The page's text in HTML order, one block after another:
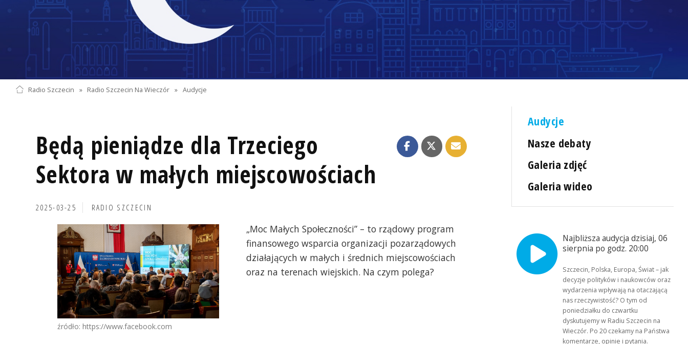
Radio Szczecin » Radio Szczecin Na Wieczór » Audycje
Będą pieniądze dla Trzeciego
Sektora w małych miejscowościach
2025-03-25 RADIO SZCZECIN
źródło: https://www.facebook.com
„Moc Małych Społeczności” – to rządowy program
finansowego wsparcia organizacji pozarządowych
działających w małych i średnich miejscowościach
oraz na terenach wiejskich. Na czym polega?
Audycje
Nasze debaty
Galeria zdjęć
Galeria wideo
Najbliższa audycja dzisiaj, 06
sierpnia po godz. 20:00
Szczecin, Polska, Europa, Świat – jak
decyzje polityków i naukowców oraz
wydarzenia wpływają na otaczającą
nas rzeczywistość? O tym od
poniedziałku do czwartku
dyskutujemy w Radiu Szczecin na
Wieczór. Po 20 czekamy na Państwa
komentarze, opinie i pytania.